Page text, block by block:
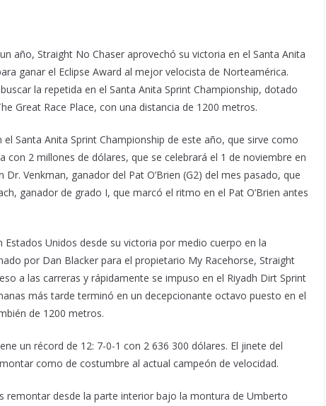
año, Straight No Chaser aprovechó su victoria en el Santa Anita
ganar el Eclipse Award al mejor velocista de Norteamérica.
la repetida en el Santa Anita Sprint Championship, dotado
Great Race Place, con una distancia de 1200 metros.
Santa Anita Sprint Championship de este año, que sirve como
con 2 millones de dólares, que se celebrará el 1 de noviembre en
Venkman, ganador del Pat O’Brien (G2) del mes pasado, que
ganador de grado I, que marcó el ritmo en el Pat O’Brien antes
Unidos desde su victoria por medio cuerpo en la
por Dan Blacker para el propietario My Racehorse, Straight
a las carreras y rápidamente se impuso en el Riyadh Dirt Sprint
más tarde terminó en un decepcionante octavo puesto en el
de 1200 metros.
un récord de 12: 7-0-1 con 2 636 300 dólares. El jinete del
como de costumbre al actual campeón de velocidad.
remontar desde la parte interior bajo la montura de Umberto